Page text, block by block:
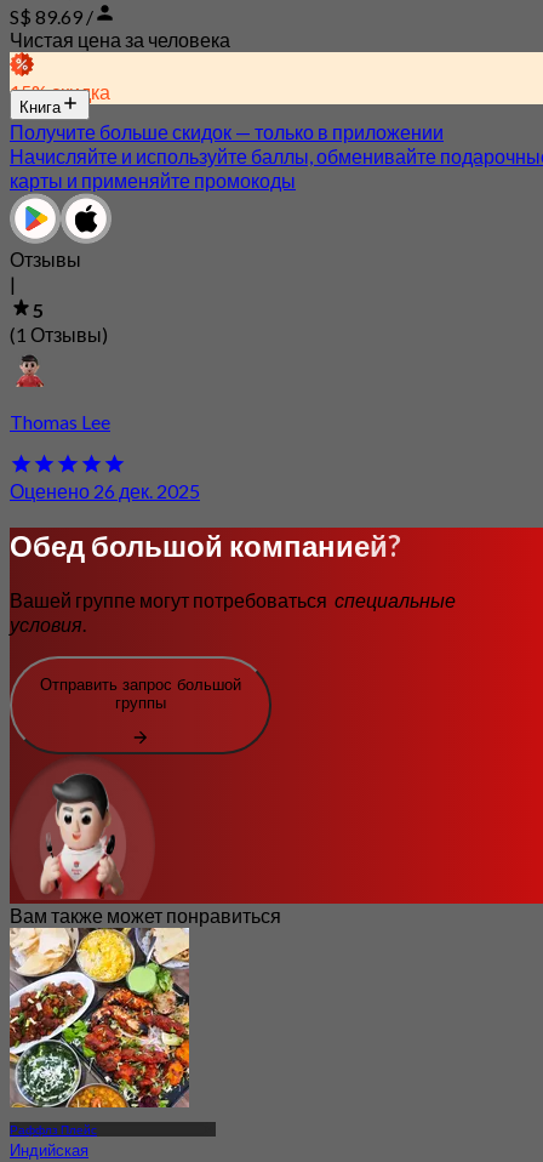
S$ 89.69 /
Чистая цена за человека
15% скидка
Книга
Получите больше скидок — только в приложении
Начисляйте и используйте баллы, обменивайте
карты и применяйте промокоды
Отзывы
|
5
(1 Отзывы)
Thomas Lee
Оценено 26 дек. 2025
Обед большой компанией?
Вашей группе могут потребоваться специальные
условия
Отправить запрос большой
группы
Вам также может понравиться
Раффлз Плейс
Индийская